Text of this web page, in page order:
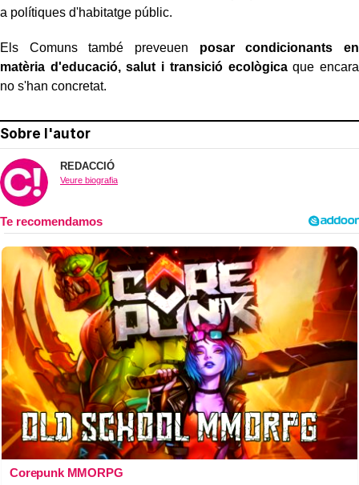
a polítiques d'habitatge públic.
Els Comuns també preveuen posar condicionants en
matèria d'educació, salut i transició ecològicaque encara
no s'han concretat.
Sobre l'autor
REDACCIÓ
Veure biografia
Corepunk MMORPG